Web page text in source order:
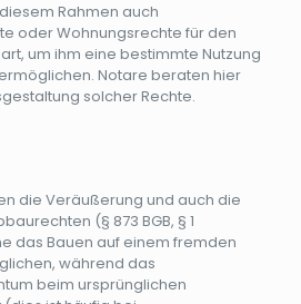
Rahmen auch
oder Wohnungsrechte für den
um ihm eine bestimmte Nutzung
Notare beraten hier
solcher Rechte.
die Veräußerung und auch die
(§ 873 BGB, § 1
das Bauen auf einem fremden
während das
beim ursprünglichen